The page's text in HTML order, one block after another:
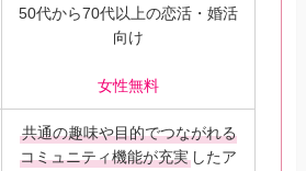
50代から70代以上の恋活・婚活
向け
女性無料
共通の趣味や目的でつながれる
コミュニティ機能が充実したア